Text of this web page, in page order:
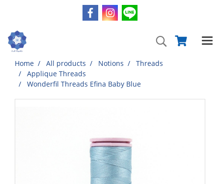
Home All products Notions
Threads
Applique Threads
Wonderfil Threads Efina Baby Blue